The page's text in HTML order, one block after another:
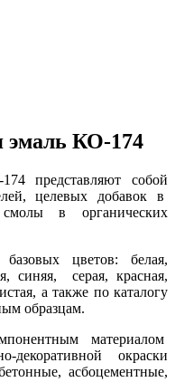
эмаль КО-174
представляют собой
целевых добавок в
смолы в органических
цветов: белая,
синяя, серая, красная,
а также по каталогу
образцам.
материалом
окраски
асбоцементные,